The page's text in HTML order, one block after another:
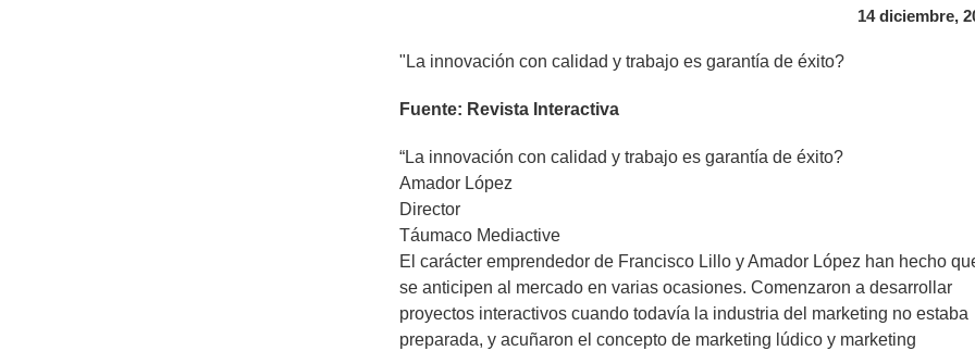
14 diciembre,
"La innovación con calidad y trabajo es garantía de éxito?
Fuente: Revista Interactiva
“La innovación con calidad y trabajo es garantía de éxito?
Amador López
Director
Táumaco Mediactive
El carácter emprendedor de Francisco Lillo y Amador López han hecho
se anticipen al mercado en varias ocasiones. Comenzaron a desarrollar
proyectos interactivos cuando todavía la industria del marketing no estaba
preparada, y acuñaron el concepto de marketing lúdico y marketing